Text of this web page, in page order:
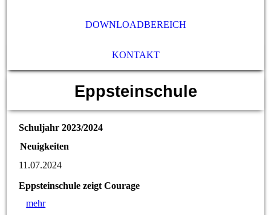
DOWNLOADBEREICH
KONTAKT
Eppsteinschule
Schuljahr 2023/2024
Neuigkeiten
11.07.2024
Eppsteinschule zeigt Courage
mehr